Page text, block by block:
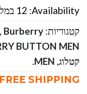
Availability: 12 במלאי
קטגוריות:
, Burberry - ברברי
קטלוג,
MEN
.
FREE SHIPPING-משלוח חינם